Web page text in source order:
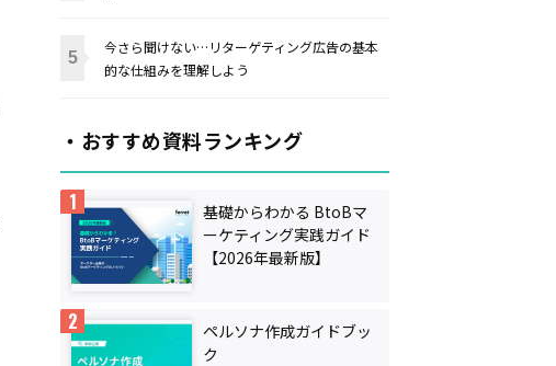
今さら聞けない…リターゲティング広告の基本
的な仕組みを理解しよう
・おすすめ資料ランキング
基礎からわかる BtoBマ
ーケティング実践ガイド
【2026年最新版】
ペルソナ作成ガイドブッ
ク